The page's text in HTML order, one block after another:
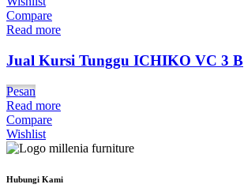
Compare
Read more
Jual Kursi Tunggu ICHIKO VC 3 B
Pesan
Read more
Compare
Wishlist
Hubungi Kami